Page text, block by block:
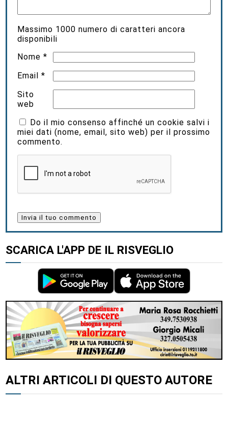
Massimo 1000 numero di caratteri ancora
disponibili
Nome*
Email*
Sito
web
Do il mio consenso affinché un cookie salvi i
miei dati (nome, email, sito web) per il prossimo
commento.
SCARICA L'APP DE IL RISVEGLIO
ALTRI ARTICOLI DI QUESTO AUTORE